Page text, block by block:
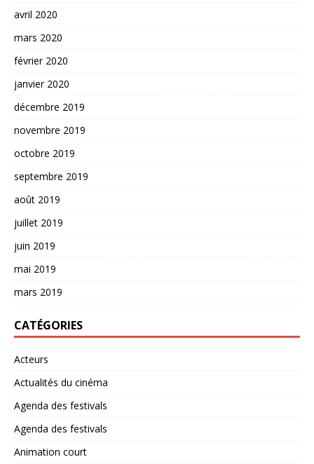
avril 2020
mars 2020
février 2020
janvier 2020
décembre 2019
novembre 2019
octobre 2019
septembre 2019
août 2019
juillet 2019
juin 2019
mai 2019
mars 2019
CATÉGORIES
Acteurs
Actualités du cinéma
Agenda des festivals
Agenda des festivals
Animation court